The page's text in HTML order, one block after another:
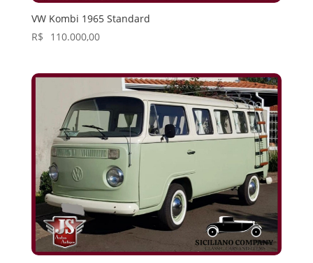
VW Kombi 1965 Standard
R$
110.000,00